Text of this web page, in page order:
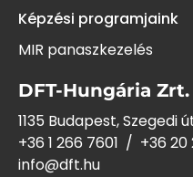
Képzési programjaink
MIR panaszkezelés
DFT-Hungária Zrt.
1135 Budapest, Szegedi
+36 1 266 7601 / +36 20
info@dft.hu